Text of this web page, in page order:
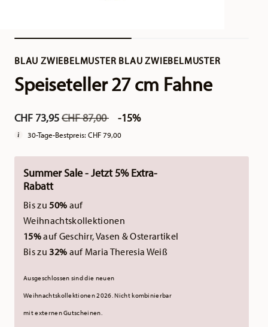
BLAU ZWIEBELMUSTER BLAU ZWIEBELMUSTER
Speiseteller 27 cm Fahne
CHF 73,95Price reduced from
CHF 87,00to -15%
30-Tage-Bestpreis:CHF 79,00
Summer Sale - Jetzt 5% Extra-
Rabatt
Bis zu 50% auf
Weihnachtskollektionen
15%auf Geschirr, Vasen & Osterartikel
Bis zu32% auf Maria Theresia Weiß
Ausgeschlossen sind die neuen
Weihnachtskollektionen 2026.Nicht kombinierbar
mit externen Gutscheinen.